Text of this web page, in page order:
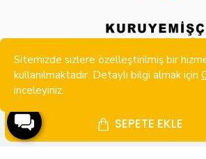
SEPETE EKLE
Copyright © 2022, Tüm Hakları Saklıdır.
Adembaba
Sitemizde sizlere özelleştirilmiş bir
kullanılmaktadır. Detaylı bilgi almak için
inceleyiniz.